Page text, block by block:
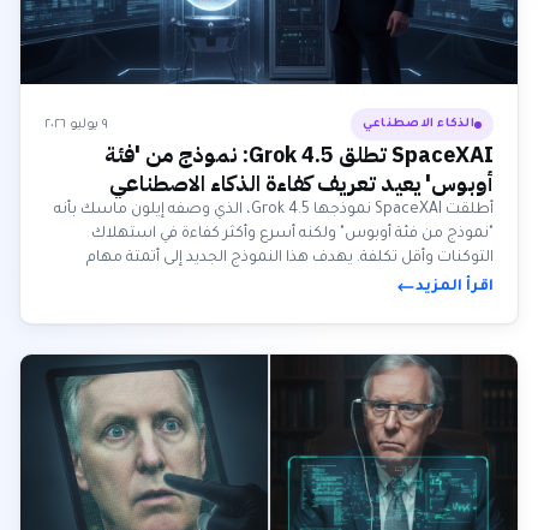
الذكاء الاصطناعي ٩ يوليو ٢٠٢٦
SpaceXAI تطلق Grok 4.5: نموذج من 'فئة
أوبوس' يعيد تعريف كفاءة الذكاء الاصطناعي
أطلقت SpaceXAI نموذجها Grok 4.5، الذي وصفه إيلون ماسك بأنه
"نموذج من فئة أوبوس" ولكنه أسرع وأكثر كفاءة في استهلاك
التوكنات وأقل تكلفة. يهدف هذا النموذج الجديد إلى أتمتة مهام
معقدة بكفاءة مضاعفة في استهلاك التوكنات مقارنة بنماذج الذكاء
اقرأ المزيد